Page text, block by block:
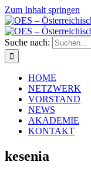
Zum Inhalt springen
Suche nach:
HOME
NETZWERK
VORSTAND
NEWS
AKADEMIE
KONTAKT
kesenia